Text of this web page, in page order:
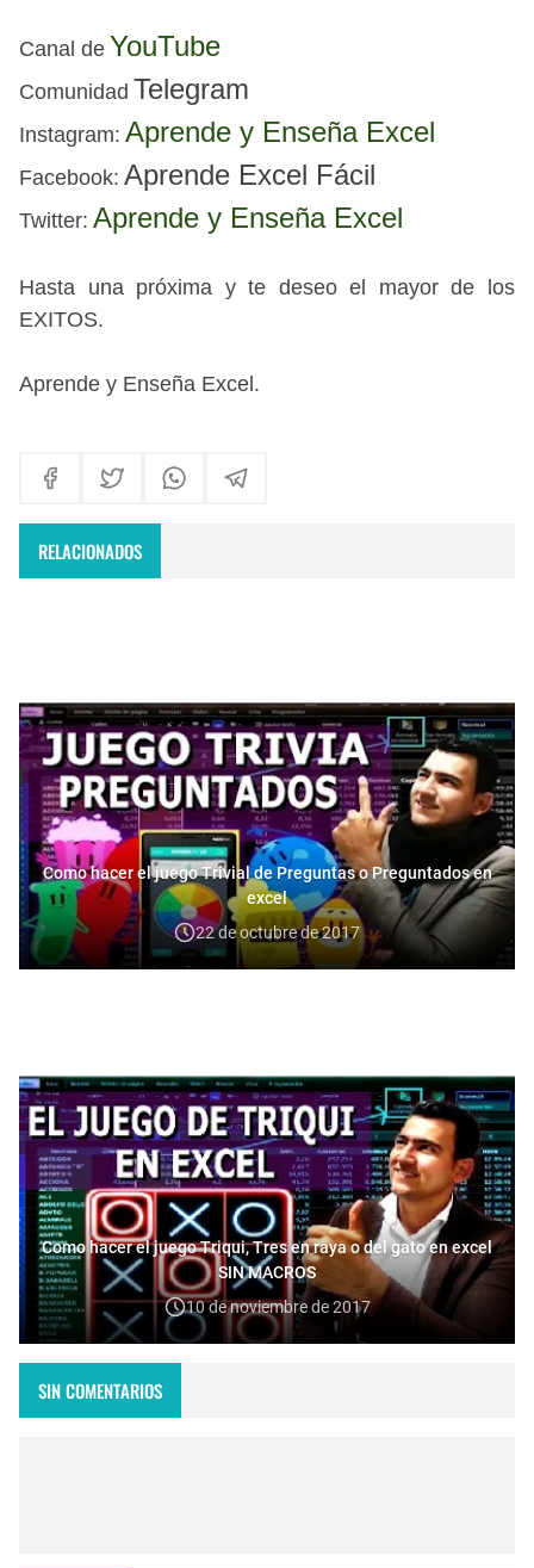
Canal de YouTube
Comunidad Telegram
Instagram: Aprende y Enseña Excel
Facebook: Aprende Excel Fácil
Twitter: Aprende y Enseña Excel
Hasta una próxima y te deseo el mayor de los
EXITOS.
Aprende y Enseña Excel .
RELACIONADOS
Como hacer el juego Trivial de Preguntas o Preguntados en
excel
22 de octubre de 2017
Como hacer el juego Triqui, Tres en raya o del gato en excel
SIN MACROS
10 de noviembre de 2017
SIN COMENTARIOS